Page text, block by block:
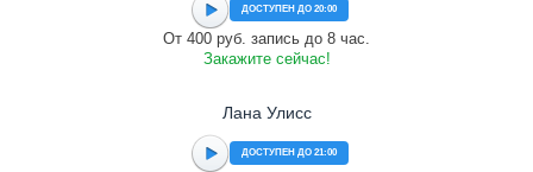
ДОСТУПЕН ДО 20:00
От 400 руб. запись до 8 час.
Закажите сейчас!
Лана Улисс
ДОСТУПЕН ДО 21:00